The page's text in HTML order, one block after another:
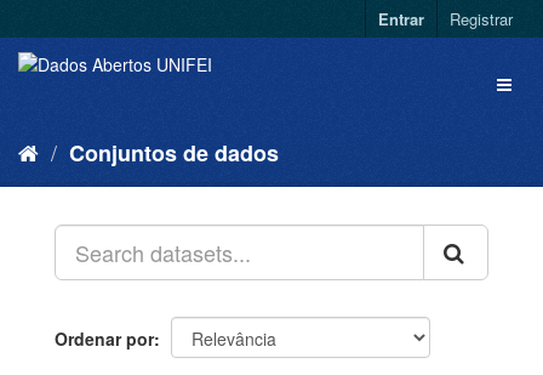
Entrar Registrar
Conjuntos de dados
Ordenar por